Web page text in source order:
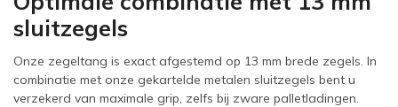
sluitzegels
Onze zegeltang is exact afgestemd op 13 mm brede zegels. In
combinatie met onze gekartelde metalen sluitzegels bent u
verzekerd van maximale grip, zelfs bij zware palletladingen.